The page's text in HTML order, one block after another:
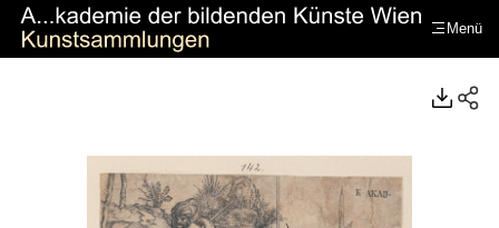
Menü